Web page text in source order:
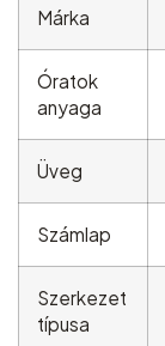
Márka
Óratok
anyaga
Üveg
Számlap
Szerkezet
típusa